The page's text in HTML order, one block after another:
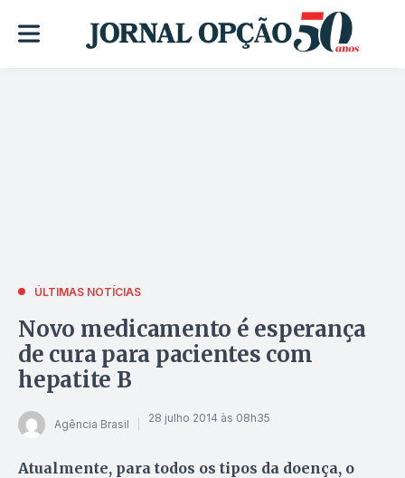
ÚLTIMAS NOTÍCIAS
Novo medicamento é esperança
de cura para pacientes com
hepatite B
Agência Brasil 28 julho 2014 às 08h35
Atualmente, para todos os tipos da doença, o